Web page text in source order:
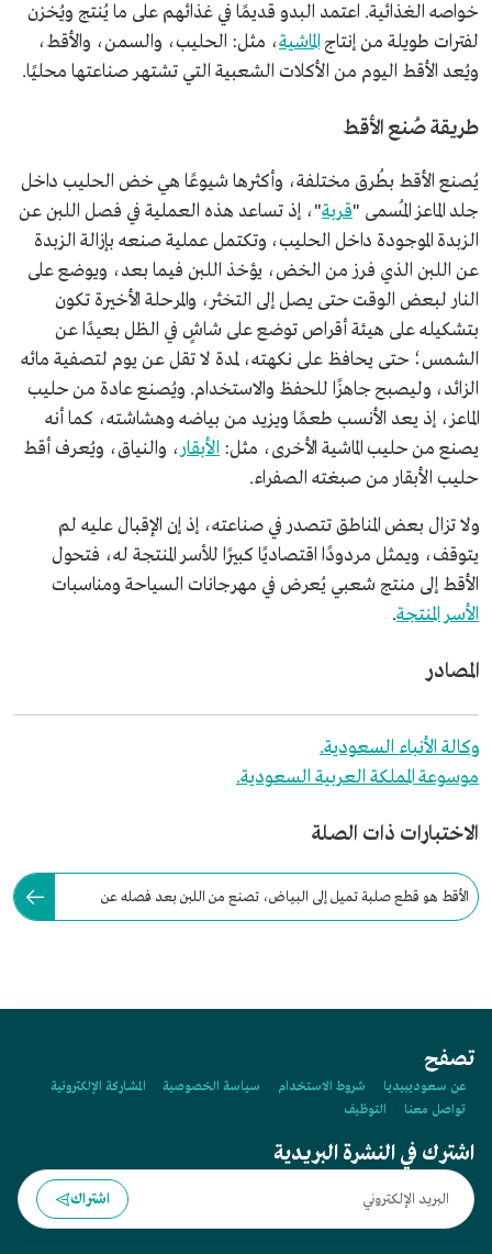
خواصه الغذائية. اعتمد البدو قديمًا في غذائهم على ما يُنتج ويُخزن
لفترات طويلة من إنتاجالماشية، مثل: الحليب، والسمن، والأقط،
ويُعد الأقط اليوم من الأكلات الشعبية التي تشتهر صناعتها محليًا.
طريقة صُنع الأقط
يُصنع الأقط بطُرق مختلفة، وأكثرها شيوعًا هي خض الحليب داخل
جلد الماعز المُسمى "قربة"، إذ تساعد هذه العملية في فصل اللبن عن
الزبدة الموجودة داخل الحليب، وتكتمل عملية صنعه بإزالة الزبدة
عن اللبن الذي فرز من الخض، يؤخذ اللبن فيما بعد، ويوضع على
النار لبعض الوقت حتى يصل إلى التخثر، والمرحلة الأخيرة تكون
بتشكيله على هيئة أقراص توضع على شاشٍ في الظل بعيدًا عن
الشمس؛ حتى يحافظ على نكهته، لمدة لا تقل عن يوم لتصفية مائه
الزائد، وليصبح جاهزًا للحفظ والاستخدام. ويُصنع عادة من حليب
الماعز، إذ يعد الأنسب طعمًا ويزيد من بياضه وهشاشته، كما أنه
يصنع من حليب الماشية الأخرى، مثل: الأبقار، والنياق، ويُعرف أقط
حليب الأبقار من صبغته الصفراء.
ولا تزال بعض المناطق تتصدر في صناعته، إذ إن الإقبال عليه لم
يتوقف، ويمثل مردودًا اقتصاديًا كبيرًا للأسر المنتجة له، فتحول
الأقط إلى منتج شعبي يُعرض في مهرجانات السياحة ومناسبات
الأسر المنتجة.
المصادر
وكالة الأنباء السعودية.
موسوعة المملكة العربية السعودية.
الاختبارات ذات الصلة
الأقط هو قطع صلبة تميل إلى البياض، تصنع من اللبن بعد فصله عن
تصفح
عن سعوديبيديا شروط الاستخدام سياسة الخصوصية
المشاركة الإلكترونية
تواصل معنا
التوظيف
اشترك في النشرة البريدية
اشتراك